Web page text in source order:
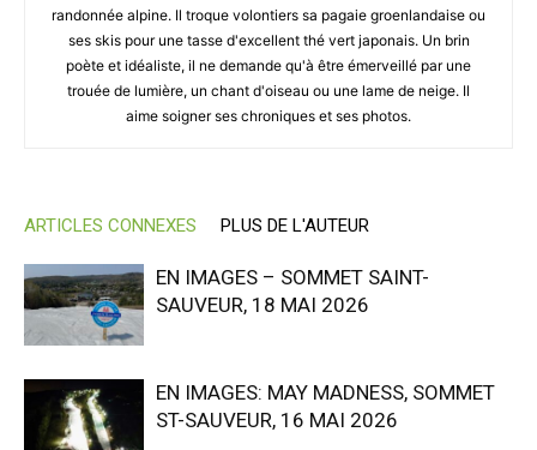
randonnée alpine. Il troque volontiers sa pagaie groenlandaise ou
ses skis pour une tasse d'excellent thé vert japonais. Un brin
poète et idéaliste, il ne demande qu'à être émerveillé par une
trouée de lumière, un chant d'oiseau ou une lame de neige. Il
aime soigner ses chroniques et ses photos.
ARTICLES CONNEXES PLUS DE L'AUTEUR
EN IMAGES – SOMMET SAINT-
SAUVEUR, 18 MAI 2026
EN IMAGES: MAY MADNESS, SOMMET
ST-SAUVEUR, 16 MAI 2026